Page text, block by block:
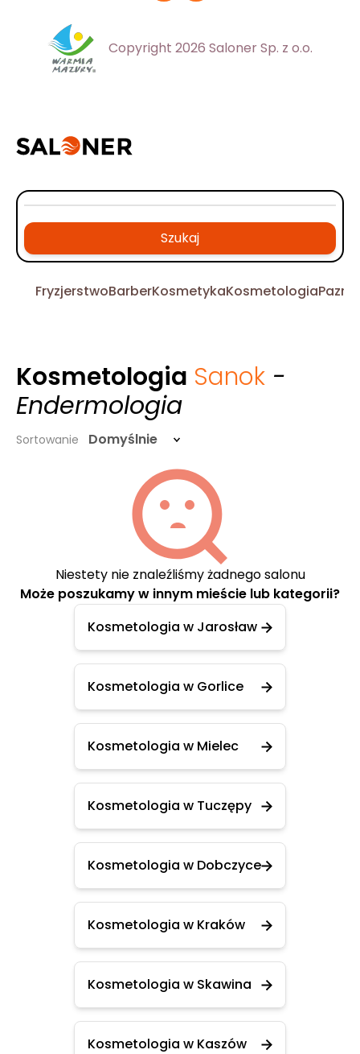
Copyright 2026 Saloner Sp. z o.o.
Szukaj
FryzjerstwoBarberKosmetykaKosmetologia
Kosmetologia Sanok -
Endermologia
Sortowanie Domyślnie
Niestety nie znaleźliśmy żadnego salonu
Może poszukamy w innym mieście lub kategorii?
Kosmetologia w Jarosław
Kosmetologia w Gorlice
Kosmetologia w Mielec
Kosmetologia w Tuczępy
Kosmetologia w Dobczyce
Kosmetologia w Kraków
Kosmetologia w Skawina
Kosmetologia w Kaszów